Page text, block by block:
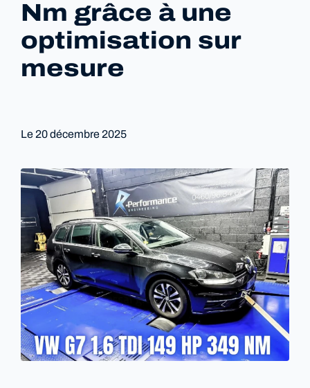
Nm grâce à une
optimisation sur
mesure
Le20 décembre 2025